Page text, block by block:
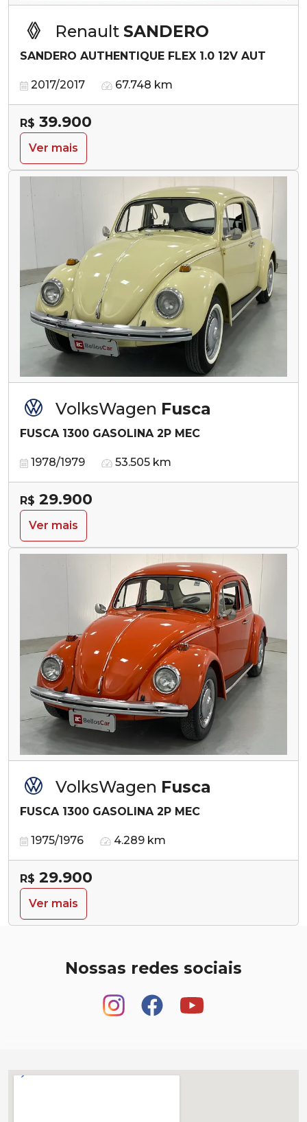
Renault SANDERO
SANDERO AUTHENTIQUE FLEX 1.0 12V AUT
2017/2017 67.748 km
R$ 39.900
Ver mais
VolksWagen Fusca
FUSCA 1300 GASOLINA 2P MEC
1978/1979 53.505 km
R$ 29.900
Ver mais
VolksWagen Fusca
FUSCA 1300 GASOLINA 2P MEC
1975/1976 4.289 km
R$ 29.900
Ver mais
Nossas redes sociais